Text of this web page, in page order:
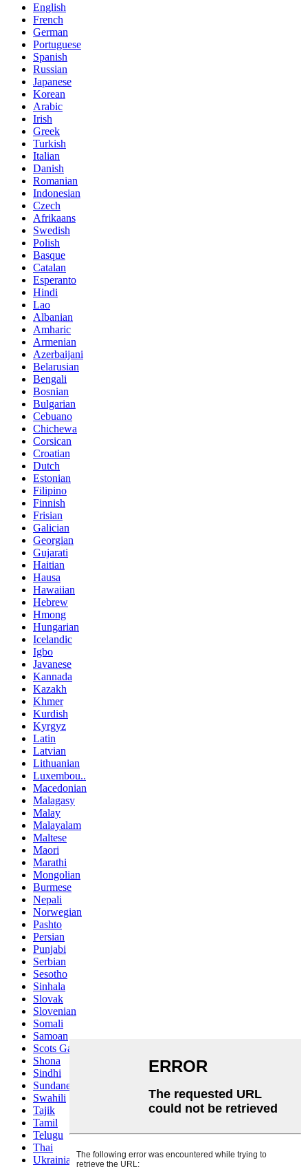
English
French
German
Portuguese
Spanish
Russian
Japanese
Korean
Arabic
Irish
Greek
Turkish
Italian
Danish
Romanian
Indonesian
Czech
Afrikaans
Swedish
Polish
Basque
Catalan
Esperanto
Hindi
Lao
Albanian
Amharic
Armenian
Azerbaijani
Belarusian
Bengali
Bosnian
Bulgarian
Cebuano
Chichewa
Corsican
Croatian
Dutch
Estonian
Filipino
Finnish
Frisian
Galician
Georgian
Gujarati
Haitian
Hausa
Hawaiian
Hebrew
Hmong
Hungarian
Icelandic
Igbo
Javanese
Kannada
Kazakh
Khmer
Kurdish
Kyrgyz
Latin
Latvian
Lithuanian
Luxembou..
Macedonian
Malagasy
Malay
Malayalam
Maltese
Maori
Marathi
Mongolian
Burmese
Nepali
Norwegian
Pashto
Persian
Punjabi
Serbian
Sesotho
Sinhala
Slovak
Slovenian
Somali
Samoan
Scots Gaelic
Shona
Sindhi
Sundanese
Swahili
Tajik
Tamil
Telugu
Thai
Ukrainian